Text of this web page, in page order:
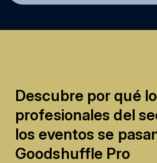
Descubre por qué
profesionales del
los eventos se
Goodshuffle Pro